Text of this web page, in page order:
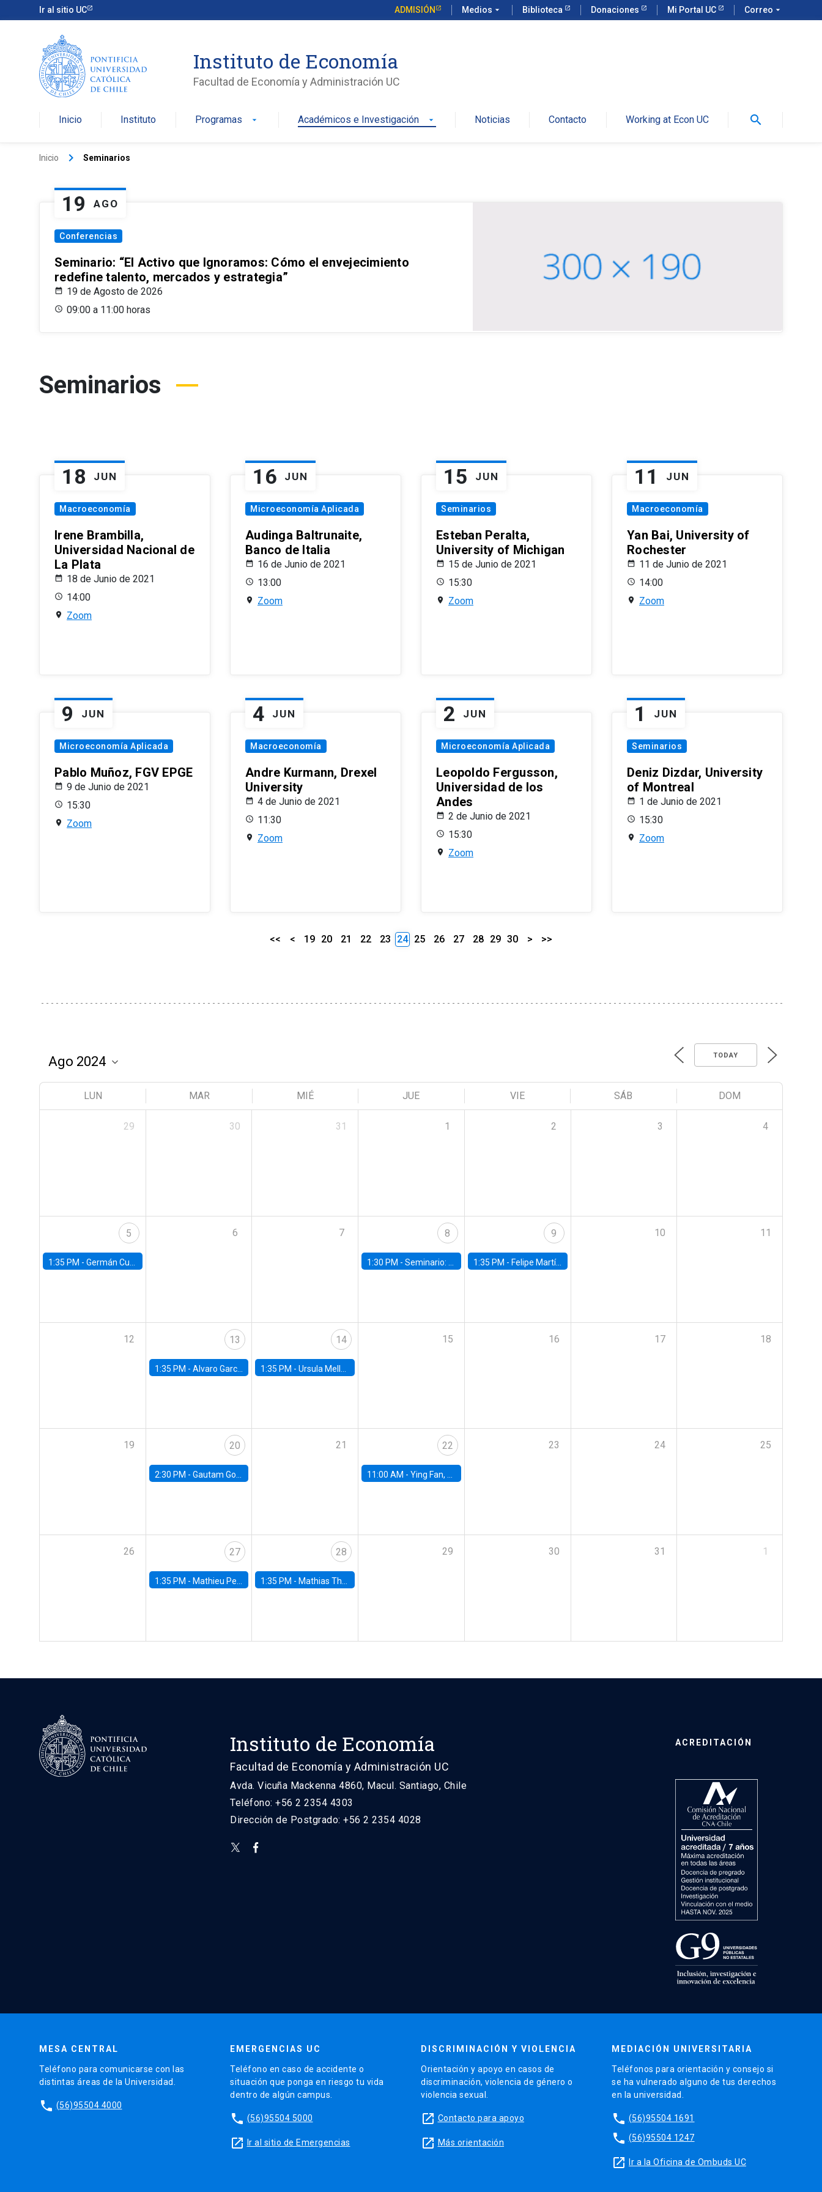
Ir al sitio UC ADMISIÓN Medios arrow_drop_down Biblioteca Donaciones Mi Portal UC Correo arrow_drop_down
Instituto de Economía
Facultad de Economía y Administración UC
Inicio Instituto Programas arrow_drop_down Académicos e Investigación arrow_drop_down Noticias Contacto Working at Econ UC search
Inicio keyboard_arrow_right Seminarios
19 AGO
Conferencias
Seminario: “El Activo que Ignoramos: Cómo el envejecimiento
redefine talento, mercados y estrategia”
19 de Agosto de 2026
09:00 a 11:00 horas
Seminarios
18 JUN
Macroeconomía
Irene Brambilla,
Universidad Nacional de
La Plata
18 de Junio de 2021
14:00
Zoom
16 JUN
Microeconomía Aplicada
Audinga Baltrunaite,
Banco de Italia
16 de Junio de 2021
13:00
Zoom
15 JUN
Seminarios
Esteban Peralta,
University of Michigan
15 de Junio de 2021
15:30
Zoom
11 JUN
Macroeconomía
Yan Bai, University of
Rochester
11 de Junio de 2021
14:00
Zoom
9 JUN
Microeconomía Aplicada
Pablo Muñoz, FGV EPGE
9 de Junio de 2021
15:30
Zoom
4 JUN
Macroeconomía
Andre Kurmann, Drexel
University
4 de Junio de 2021
11:30
Zoom
2 JUN
Microeconomía Aplicada
Leopoldo Fergusson,
Universidad de los
Andes
2 de Junio de 2021
15:30
Zoom
1 JUN
Seminarios
Deniz Dizdar, University
of Montreal
1 de Junio de 2021
15:30
Zoom
<< < 19 20 21 22 23 24 25 26 27 28 29 30 > >>
TODAY
LUN MAR MIÉ JUE VIE SÁB DOM
29 30 31 1 2 3 4
5
1:35 PM - Germán Cubas, University of Houston
6 7 8
1:30 PM -Seminario: “Recuperando la humanidad para progresar en la era de la IA»
9
1:35 PM - Felipe Martínez, alumno Doctorado en Economía UC
10 11
12 13
1:35 PM - Alvaro Garcia-Marin, Universidad de Los Andes
14
1:35 PM -Ursula Mello, Insper - Institute of Education and Research
15 16 17 18
19 20
2:30 PM - Gautam Gowrisankaran, Columbia University
21 22
11:00 AM -Ying Fan, University of Michigan
23 24 25
26 27
1:35 PM - Mathieu Pedemonte, IDB
28
1:35 PM - Mathias Thoenig, University of Lausanne
29 30 31 1
Instituto de Economía
Facultad de Economía y Administración UC
Avda. Vicuña Mackenna 4860, Macul. Santiago, Chile
Teléfono: +56 2 2354 4303
Dirección de Postgrado: +56 2 2354 4028
ACREDITACIÓN
MESA CENTRAL
Teléfono para comunicarse con las
distintas áreas de la Universidad.
phone (56)95504 4000
EMERGENCIAS UC
Teléfono en caso de accidente o
situación que ponga en riesgo tu vida
dentro de algún campus.
phone (56)95504 5000
launch Ir al sitio de Emergencias
DISCRIMINACIÓN Y VIOLENCIA
Orientación y apoyo en casos de
discriminación, violencia de género o
violencia sexual.
launch Contacto para apoyo
launch Más orientación
MEDIACIÓN UNIVERSITARIA
Teléfonos para orientación y consejo si
se ha vulnerado alguno de tus derechos
en la universidad.
phone (56)95504 1691
phone (56)95504 1247
launch Ir a la Oficina de Ombuds UC